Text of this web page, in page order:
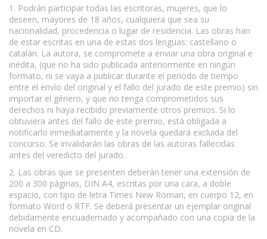
1. Podrán participar todas las escritoras, mujeres, que lo
deseen, mayores de 18 años, cualquiera que sea su
nacionalidad, procedencia o lugar de residencia. Las obras han
de estar escritas en una de estas dos lenguas: castellano o
catalán. La autora, se compromete a enviar una obra original e
inédita, (que no ha sido publicada anteriormente en ningún
formato, ni se vaya a publicar durante el periodo de tiempo
entre el envío del original y el fallo del jurado de este premio) sin
importar el género, y que no tenga comprometidos sus
derechos ni haya recibido previamente otros premios. Si lo
obtuviera antes del fallo de este premio, está obligada a
notificarlo inmediatamente y la novela quedará excluida del
concurso. Se invalidarán las obras de las autoras fallecidas
antes del veredicto del jurado.
2. Las obras que se presenten deberán tener una extensión de
200 a 300 páginas, DIN A4, escritas por una cara, a doble
espacio, con tipo de letra Times New Roman, en cuerpo 12, en
formato Word o RTF. Se deberá presentar un ejemplar original
debidamente encuadernado y acompañado con una copia de la
novela en CD.